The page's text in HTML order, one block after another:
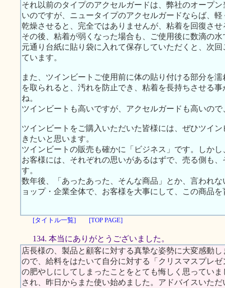
それ以前のタイプのアクセルガードは、弊社のオープ
いのですが、ニュータイプのアクセルガードならば、
乾燥させると、完全ではありませんが、粘着を回復さ
その後、粘着が弱くなった場合も、ご使用後に数滴の
元通り台紙に貼り袋に入れて保存していただくと、次
ています。
また、ツインビートご使用前に体の貼り付ける部分を
を取られると、汚れを防止でき、粘着を長持ちさせる
ね。
ツインビートも高いですが、アクセルガードも高いの
ツインビートをご購入いただいた皆様には、ぜひツイ
きたいと思います。
ツインビートの販売も確かに「ビジネス」です。しか
お客様には、それぞれの思いがあるはずで、売る側も
す。
数年後、「あったあった、そんな商品」とか、言われ
ョップ・企業全体で、お客様を大事にして、この商品
[タイトル一覧] [TOP PAGE]
134. 本当にありがとうございました。
店長様の、製品と顧客に対する真摯な姿勢に大変感動
ので、給料をはたいて自分に対する「クリスマスプレ
の肥やしにしてしまったことをとても悔しく思ってい
され、昨日からまた使い始めました。アドバイスいた